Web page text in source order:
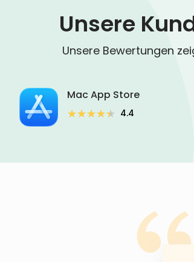
Unsere
Unsere Bewertungen
Mac App Store
★★★★★
★★★★★ 4.4